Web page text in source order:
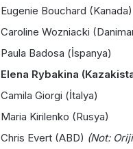
Eugenie Bouchard (Kanada)
Caroline Wozniacki
Paula Badosa (İspanya)
Elena Rybakina
Camila Giorgi (İtalya)
Maria Kirilenko (Rusya)
Chris Evert (ABD) (Not: